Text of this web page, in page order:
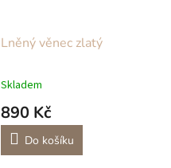
Lněný věnec zlatý
Skladem
890 Kč
Do košíku